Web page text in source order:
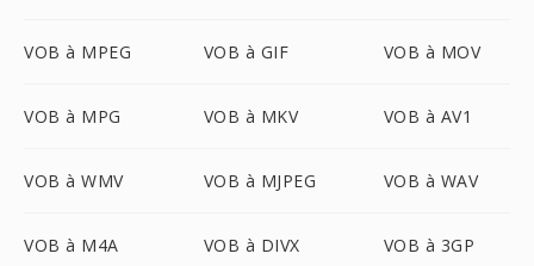
VOB à MPEG VOB à GIF VOB à MOV
VOB à MPG VOB à MKV VOB à AV1
VOB à WMV VOB à MJPEG VOB à WAV
VOB à M4A VOB à DIVX VOB à 3GP